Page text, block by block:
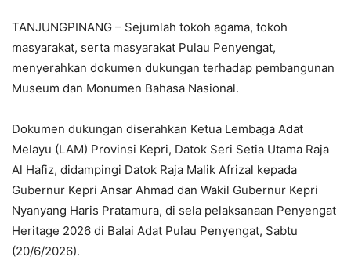
TANJUNGPINANG – Sejumlah tokoh agama, tokoh
masyarakat, serta masyarakat Pulau Penyengat,
menyerahkan dokumen dukungan terhadap pembangunan
Museum dan Monumen Bahasa Nasional.
Dokumen dukungan diserahkan Ketua Lembaga Adat
Melayu (LAM) Provinsi Kepri, Datok Seri Setia Utama Raja
Al Hafiz, didampingi Datok Raja Malik Afrizal kepada
Gubernur Kepri Ansar Ahmad dan Wakil Gubernur Kepri
Nyanyang Haris Pratamura, di sela pelaksanaan Penyengat
Heritage 2026 di Balai Adat Pulau Penyengat, Sabtu
(20/6/2026).